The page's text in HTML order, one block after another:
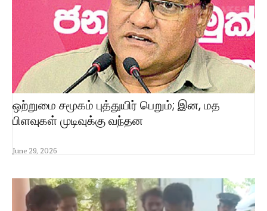
ஒற்றுமை சமூகம் புத்துயிர் பெறும்; இன, மத
பிளவுகள் முடிவுக்கு வந்தன
June 29, 2026